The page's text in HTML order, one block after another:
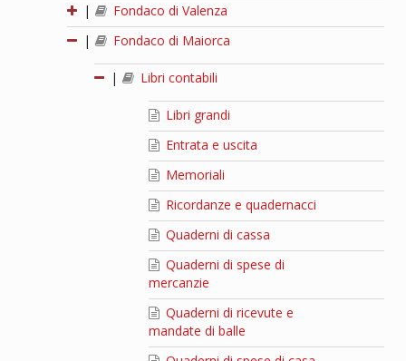
|
Fondaco di Valenza
|
Fondaco di Maiorca
| Libri contabili
Libri grandi
Entrata e uscita
Memoriali
Ricordanze e quadernacci
Quaderni di cassa
Quaderni di spese di
mercanzie
Quaderni di ricevute e
mandate di balle